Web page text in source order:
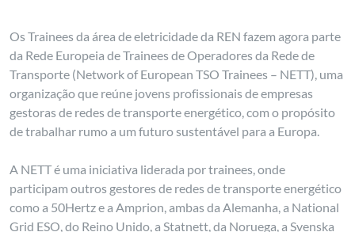
Os Trainees da área de eletricidade da REN fazem agora parte
da Rede Europeia de Trainees de Operadores da Rede de
Transporte (Network of European TSO Trainees – NETT), uma
organização que reúne jovens profissionais de empresas
gestoras de redes de transporte energético, com o propósito
de trabalhar rumo a um futuro sustentável para a Europa.
A NETT é uma iniciativa liderada por trainees, onde
participam outros gestores de redes de transporte energético
como a 50Hertz e a Amprion, ambas da Alemanha, a National
Grid ESO, do Reino Unido, a Statnett, da Noruega, a Svenska